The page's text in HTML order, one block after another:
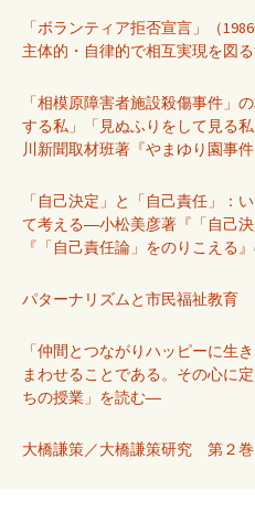
「ボランティア拒否宣言」（
主体的・自律的で相互実現を図
「相模原障害者施設殺傷事件」
する私」「見ぬふりをして見る
川新聞取材班著『やまゆり園事
「自己決定」と「自己責任」：
て考える―小松美彦著『「自己
『「自己責任論」をのりこえる
パターナリズムと市民福祉教育
「仲間とつながりハッピーに生
まわせることである。その心に
ちの授業」を読む―
大橋謙策／大橋謙策研究 第２